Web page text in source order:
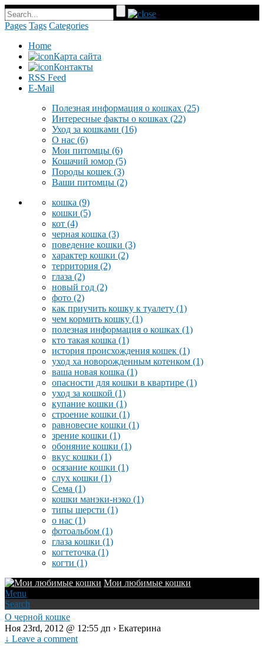
Pages Tags Categories
Home
Карта сайта
Контакты
RSS Feed
E-Mail
Полезная информация о кошках (25)
Интересные факты о кошках (22)
Уход за кошками (16)
О нас (6)
Мои питомцы (6)
Кошачий юмор (5)
Породы кошек (3)
Ваши питомцы (2)
кошка (9)
кошки (5)
кот (4)
черная кошка (3)
поведение кошки (3)
характер кошки (2)
территория (2)
глаза (2)
новый год (2)
фото (2)
как приучить кошку к туалету (1)
чем кормить кошку (1)
полезная информация о кошках (1)
кто такая кошка (1)
история происхождения кошек (1)
уход ха новорожденным котенком (1)
ваша новая кошка (1)
опасности для кошки в квартире (1)
уход за кошкой (1)
купание кошки (1)
строение кошки (1)
равновесие кошки (1)
зрение кошки (1)
обоняние кошки (1)
вкус кошки (1)
осязание кошки (1)
слух кошки (1)
Сема (1)
кошки манэки-нэко (1)
типы шерсти (1)
о нас (1)
фотоальбом (1)
глаза кошки (1)
когтеточка (1)
когти (1)
Мои любимые кошки
Menu
Search
О черной кошке
Ноя 23rd, 2012 @ 12:55 дп › Екатерина
↓ Leave a comment